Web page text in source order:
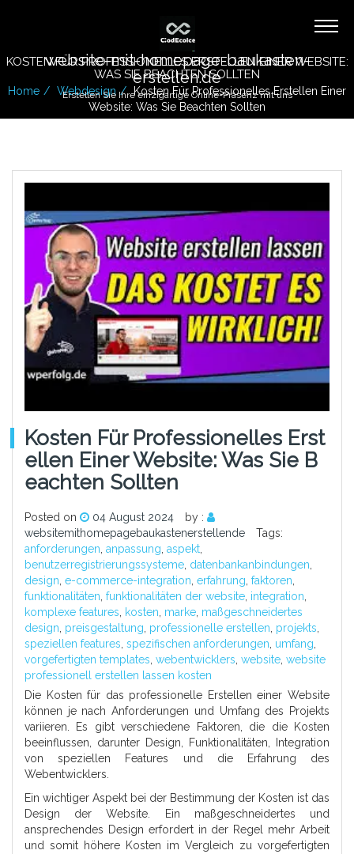
website-mit-homepage-baukasten-
erstellen.de
Erstellen Sie Ihre einzigartige Online-Präsenz mit uns
KOSTEN FÜR PROFESSIONELLES ERSTELLEN EINER WEBSITE:
WAS SIE BEACHTEN SOLLTEN
Home Webdesign
Kosten Für Professionelles Erstellen Einer
Website: Was Sie Beachten Sollten
Kosten Für Professionelles Erst
Ellen Einer Website: Was Sie B
Eachten Sollten
Posted on 04 August 2024
by :
websitemithomepagebaukastenerstellende
Tags:
anforderungen anpassung aspekt
benutzerregistrierungssysteme datenbankanbindungen
design e-commerce-integration erfahrung faktoren
funktionalitäten funktionalitäten der website integration
komplexe features
kosten marke maßgeschneidertes
design preisgestaltung professionelle erstellen projekts
speziellen features spezifischen anforderungen umfang
vorgefertigten templates webentwicklers website website
professionell erstellen lassen kosten
Die Kosten für das professionelle Erstellen einer Website
können je nach Anforderungen und Umfang des Projekts
variieren. Es gibt verschiedene Faktoren, die die Kosten
beeinflussen, darunter Design, Funktionalitäten, Integration
von speziellen Features und die Erfahrung des
Webentwicklers.
Ein wichtiger Aspekt bei der Bestimmung der Kosten ist das
Design der Website. Ein maßgeschneidertes und
ansprechendes Design erfordert in der Regel mehr Arbeit
und somit höhere Kosten im Vergleich zu vorgefertigten